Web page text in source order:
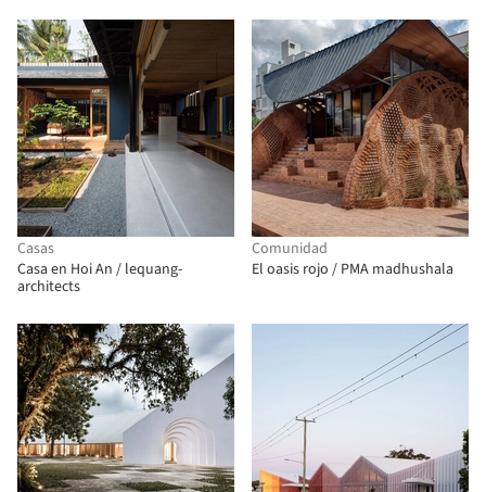
Casas
Casa en Hoi An / lequang-
architects
Comunidad
El oasis rojo / PMA madhushala